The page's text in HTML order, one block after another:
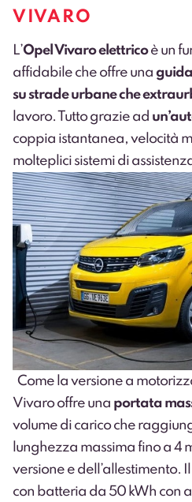
VIVARO
L’Opel Vivaro elettricoè un
affidabile che offre una
su strade urbane che
lavoro. Tutto grazie ad
coppia istantanea, velocità
molteplici sistemi di
Come la versione a
Vivaro offre una portata
volume di carico che
lunghezza massima fino a 4
versione e dell’allestimento.
con batteria da 50 kWh con